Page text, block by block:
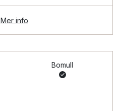
Mer info
Bomull